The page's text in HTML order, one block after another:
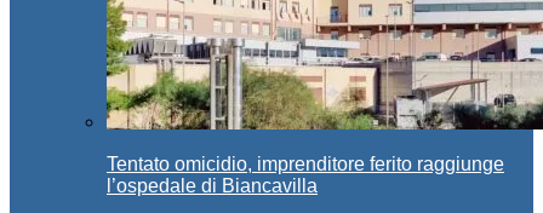
Tentato omicidio, imprenditore ferito raggiunge
l’ospedale di Biancavilla